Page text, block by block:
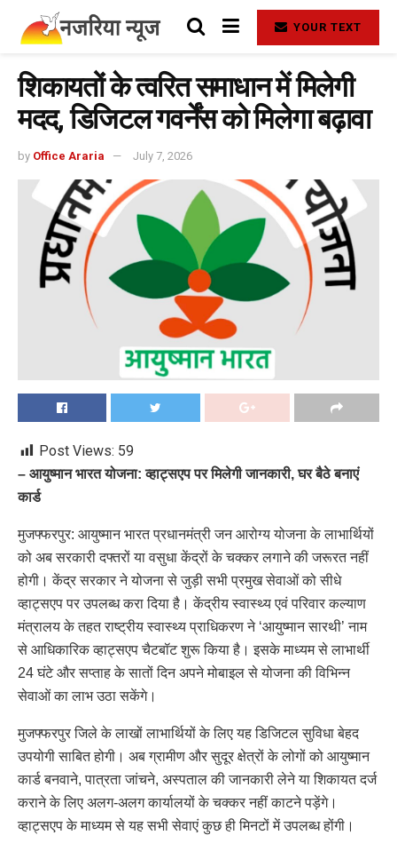
YOUR TEXT
शिकायतों के त्वरित समाधान में मिलेगी
मदद, डिजिटल गवर्नेंस को मिलेगा बढ़ावा
by Office Araria July 7, 2026
Post Views: 59
– आयुष्मान भारत योजना: व्हाट्सएप पर मिलेगी जानकारी, घर बैठे बनाएं
कार्ड
मुजफ्फरपुर: आयुष्मान भारत प्रधानमंत्री जन आरोग्य योजना के लाभार्थियों
को अब सरकारी दफ्तरों या वसुधा केंद्रों के चक्कर लगाने की जरूरत नहीं
होगी। केंद्र सरकार ने योजना से जुड़ी सभी प्रमुख सेवाओं को सीधे
व्हाट्सएप पर उपलब्ध करा दिया है। केंद्रीय स्वास्थ्य एवं परिवार कल्याण
मंत्रालय के तहत राष्ट्रीय स्वास्थ्य प्राधिकरण ने ‘आयुष्मान सारथी’ नाम
से आधिकारिक व्हाट्सएप चैटबॉट शुरू किया है। इसके माध्यम से लाभार्थी
24 घंटे और सप्ताह के सातों दिन अपने मोबाइल से योजना की विभिन्न
सेवाओं का लाभ उठा सकेंगे।
मुजफ्फरपुर जिले के लाखों लाभार्थियों के लिए यह डिजिटल सुविधा बेहद
उपयोगी साबित होगी। अब ग्रामीण और सुदूर क्षेत्रों के लोगों को आयुष्मान
कार्ड बनवाने, पात्रता जांचने, अस्पताल की जानकारी लेने या शिकायत दर्ज
कराने के लिए अलग-अलग कार्यालयों के चक्कर नहीं काटने पड़ेंगे।
व्हाट्सएप के माध्यम से यह सभी सेवाएं कुछ ही मिनटों में उपलब्ध होंगी।